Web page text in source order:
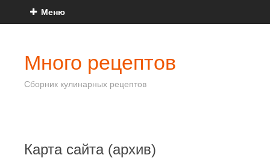
Меню
Много рецептов
Сборник кулинарных рецептов
Карта сайта (архив)